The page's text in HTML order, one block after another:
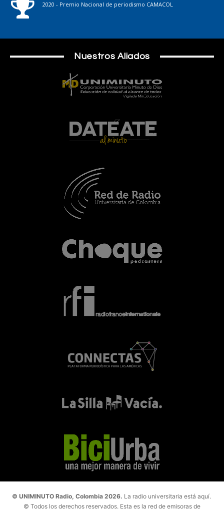
2020 - Premio Nacional de periodismo CAMACOL
Nuestros Aliados
© UNIMINUTO Radio, Colombia 2026. La radio universitaria está aquí.
© Todos los derechos reservados. Esta es la red de emisoras de